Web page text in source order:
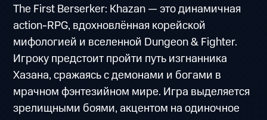
The First Berserker: Khazan — это динамичная
action-RPG, вдохновлённая корейской
мифологией и вселенной Dungeon & Fighter.
Игроку предстоит пройти путь изгнанника
Хазана, сражаясь с демонами и богами в
мрачном фэнтезийном мире. Игра выделяется
зрелищными боями, акцентом на одиночное